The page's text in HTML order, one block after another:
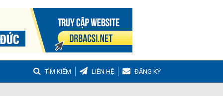
TÌM KIẾM LIÊN HỆ ĐĂNG KÝ